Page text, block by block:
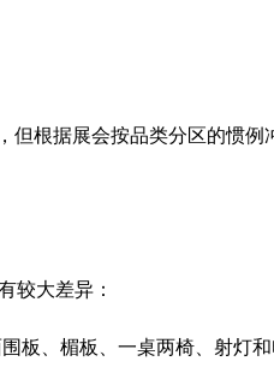
但根据展会按品类分区的惯
较大差异：
、楣板、一桌两椅、射灯